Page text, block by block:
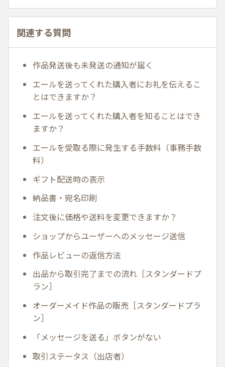
関連する質問
作品発送後も未発送の通知が届く
エールを送ってくれた購入者にお礼を伝えるこ
とはできますか？
エールを送ってくれた購入者を知ることはでき
ますか？
エールを受取る際に発生する手数料（事務手数
料）
ギフト配送時の表示
納品書・宛名印刷
注文後に価格や送料を変更できますか？
ショップからユーザーへのメッセージ送信
作品レビューの返信方法
出品から取引完了までの流れ［スタンダードプ
ラン］
オーダーメイド作品の販売［スタンダードプラ
ン］
「メッセージを送る」ボタンがない
取引ステータス（出店者）